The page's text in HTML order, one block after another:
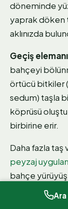
döneminde
yaprak döken
aklınızda
Geçiş
bahçeyi
örtücü bitkiler
sedum) taşla
köprüsü
birbirine erir.
Daha fazla taş
peyzaj
bahçe
kapsamlı bir
Ara